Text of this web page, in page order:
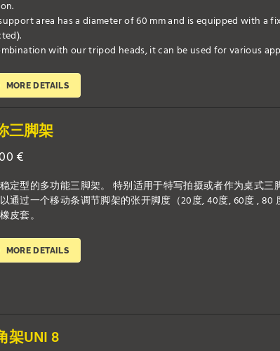
area has a diameter of 60 mm and is equipped with a
with our tripod heads, it can be used for various
MORE DETAILS
三脚架
€
定型的多功能三脚架。 特别适用于特写拍摄或者作为桌式
通过一个移动条调节脚架的张开脚度（20度, 40度, 60度 , 80
皮套。
MORE DETAILS
架UNI 8